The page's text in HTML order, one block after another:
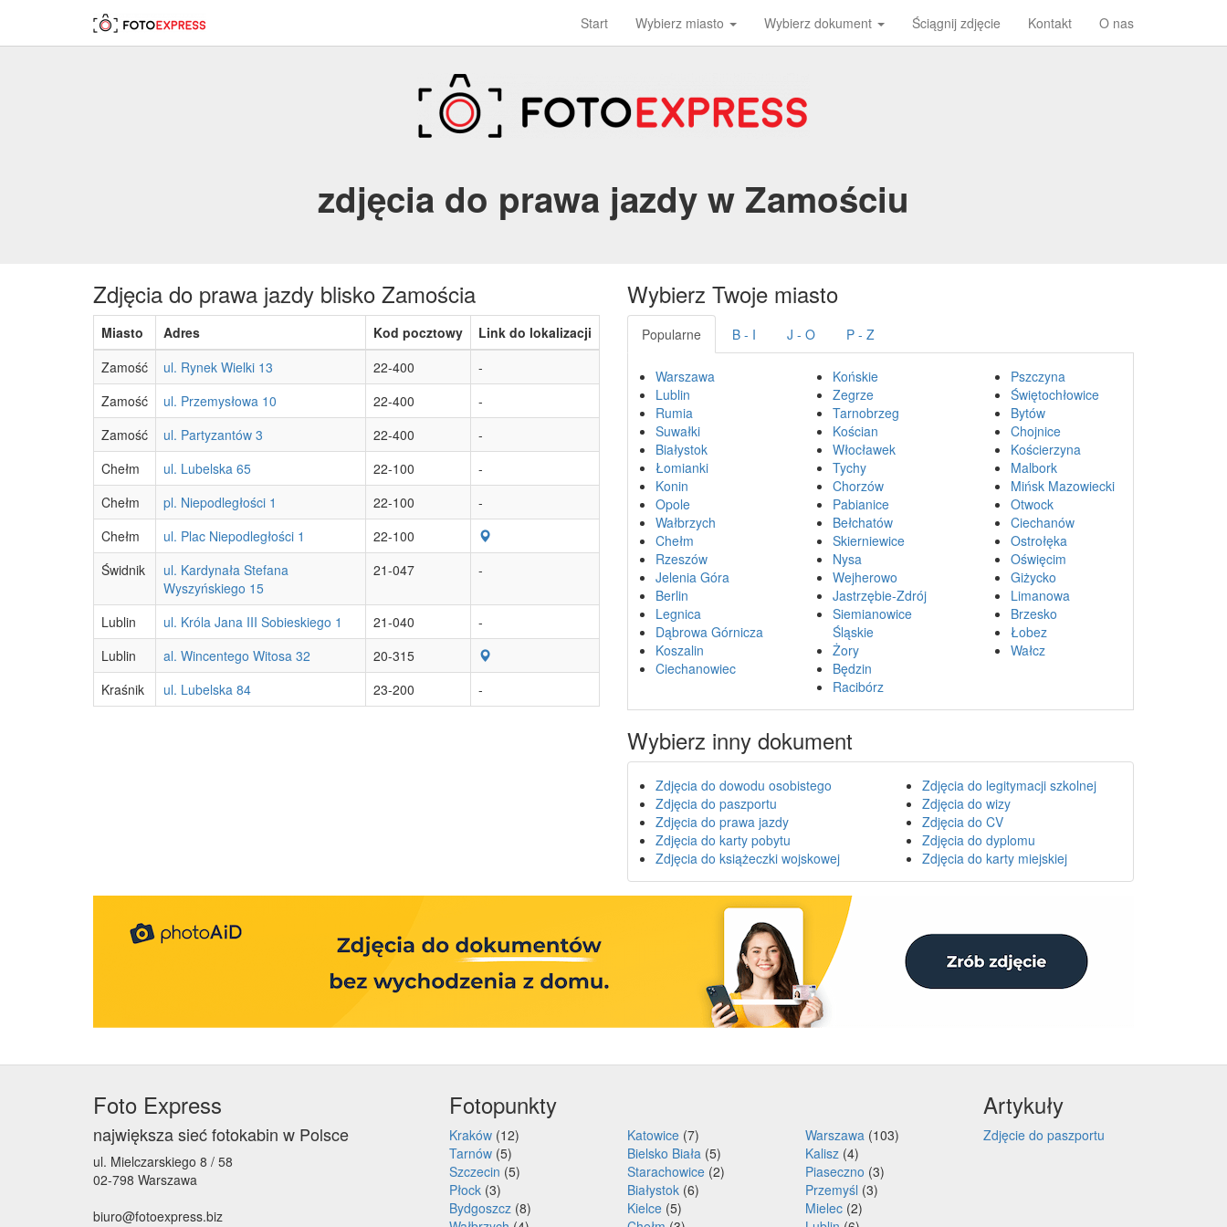
Start Wybierz miasto Wybierz dokument Ściągnij zdjęcie Kontakt O nas
zdjęcia do prawa jazdy w Zamościu
Zdjęcia do prawa jazdy blisko Zamościa
Miasto Adres Kod pocztowy
Link do lokalizacji
Zamość
ul. Rynek Wielki 13 22-400
-
Zamość
ul. Przemysłowa 10 22-400
-
Zamość
ul. Partyzantów 3 22-400
-
Chełm
ul. Lubelska 65 22-100
-
Chełm
pl. Niepodległości 1 22-100
-
Chełm
ul. Plac Niepodległości 1
22-100
Świdnik
ul. Kardynała Stefana
Wyszyńskiego 15
21-047 -
Lublin ul. Króla Jana III Sobieskiego 1 21-040
-
Lublin
al. Wincentego Witosa 32
20-315
Kraśnik
ul. Lubelska 84 23-200 -
Wybierz Twoje miasto
Popularne B - I J - O P - Z
Warszawa
Lublin
Rumia
Suwałki
Białystok
Łomianki
Konin
Opole
Wałbrzych
Chełm
Rzeszów
Jelenia Góra
Berlin
Legnica
Dąbrowa Górnicza
Koszalin
Ciechanowiec
Końskie
Zegrze
Tarnobrzeg
Kościan
Włocławek
Tychy
Chorzów
Pabianice
Bełchatów
Skierniewice
Nysa
Wejherowo
Jastrzębie-Zdrój
Siemianowice
Śląskie
Żory
Będzin
Racibórz
Pszczyna
Świętochłowice
Bytów
Chojnice
Kościerzyna
Malbork
Mińsk Mazowiecki
Otwock
Ciechanów
Ostrołęka
Oświęcim
Giżycko
Limanowa
Brzesko
Łobez
Wałcz
Wybierz inny dokument
Zdjęcia do dowodu osobistego
Zdjęcia do paszportu
Zdjęcia do prawa jazdy
Zdjęcia do karty pobytu
Zdjęcia do książeczki wojskowej
Zdjęcia do legitymacji szkolnej
Zdjęcia do wizy
Zdjęcia do CV
Zdjęcia do dyplomu
Zdjęcia do karty miejskiej
Foto Express
największa sieć fotokabin w Polsce
ul. Mielczarskiego 8 / 58
02-798 Warszawa
biuro@fotoexpress.biz
Fotopunkty
Kraków (12) Katowice (7) Warszawa (103)
Tarnów (5) Bielsko Biała (5) Kalisz (4)
Szczecin (5) Starachowice (2) Piaseczno (3)
Płock (3) Białystok (6) Przemyśl (3)
Bydgoszcz (8) Kielce (5) Mielec (2)
Artykuły
Zdjęcie do paszportu